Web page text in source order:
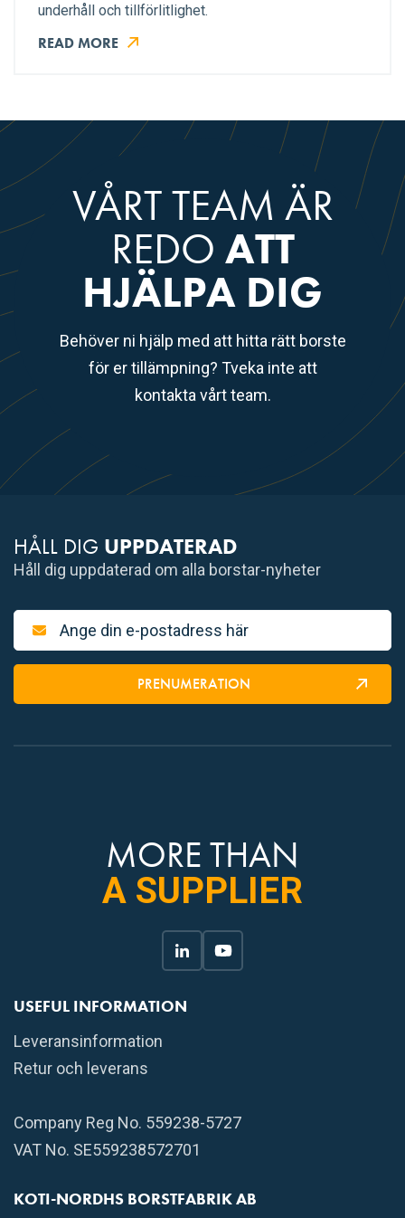
underhåll och tillförlitlighet.
READ MORE
VÅRT TEAM ÄR
REDO ATT
HJÄLPA DIG
Behöver ni hjälp med att hitta rätt borste
för er tillämpning? Tveka inte att
kontakta vårt team.
HÅLL DIG UPPDATERAD
Håll dig uppdaterad om alla borstar-nyheter
PRENUMERATION
MORE THAN
A SUPPLIER
USEFUL INFORMATION
Leveransinformation
Retur och leverans
Company Reg No. 559238-5727
VAT No. SE559238572701
KOTI-NORDHS BORSTFABRIK AB